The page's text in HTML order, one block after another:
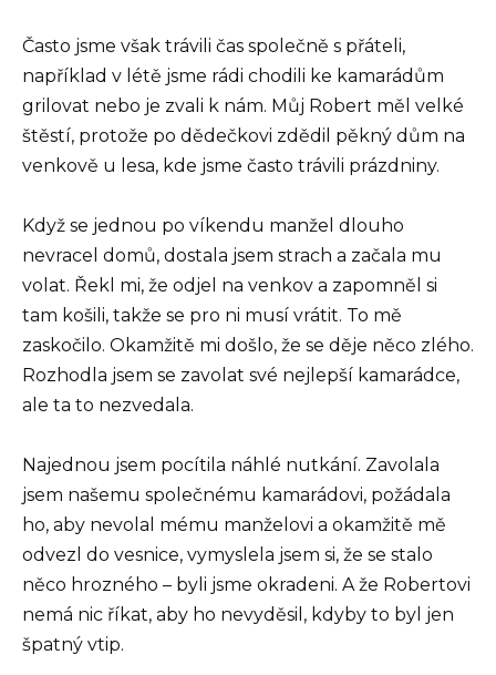
Často jsme však trávili čas společně s přáteli,
například v létě jsme rádi chodili ke kamarádům
grilovat nebo je zvali k nám. Můj Robert měl velké
štěstí, protože po dědečkovi zdědil pěkný dům na
venkově u lesa, kde jsme často trávili prázdniny.
Když se jednou po víkendu manžel dlouho
nevracel domů, dostala jsem strach a začala mu
volat. Řekl mi, že odjel na venkov a zapomněl si
tam košili, takže se pro ni musí vrátit. To mě
zaskočilo. Okamžitě mi došlo, že se děje něco zlého.
Rozhodla jsem se zavolat své nejlepší kamarádce,
ale ta to nezvedala.
Najednou jsem pocítila náhlé nutkání. Zavolala
jsem našemu společnému kamarádovi, požádala
ho, aby nevolal mému manželovi a okamžitě mě
odvezl do vesnice, vymyslela jsem si, že se stalo
něco hrozného – byli jsme okradeni. A že Robertovi
nemá nic říkat, aby ho nevyděsil, kdyby to byl jen
špatný vtip.